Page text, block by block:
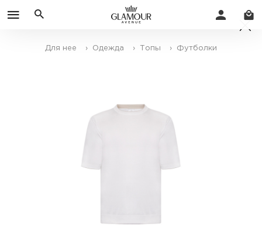
Для нее › Одежда › Топы › Футболки